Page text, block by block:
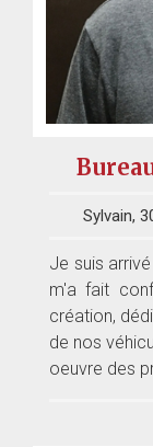
Sylvain,
Je suis
m'a fait
création,
de nos
oeuvre des